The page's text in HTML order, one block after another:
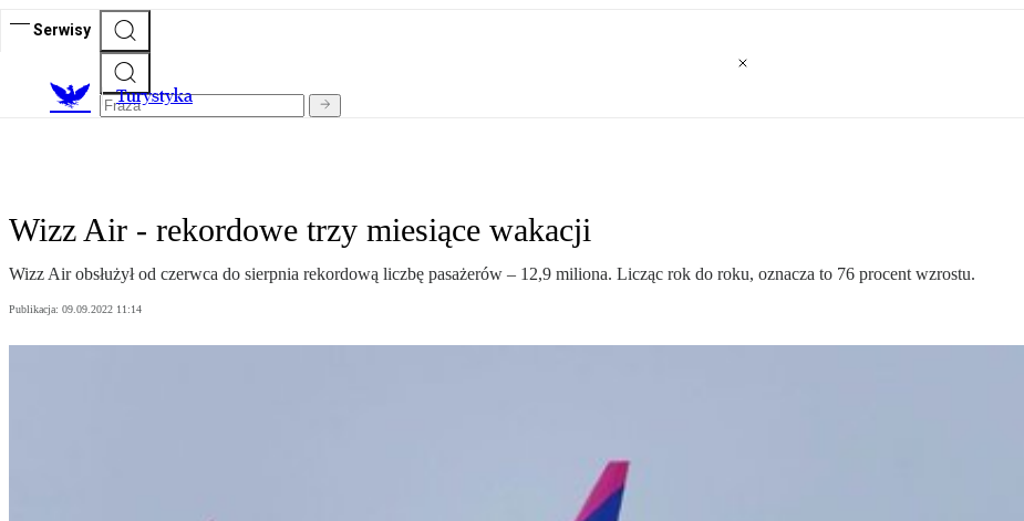
Serwisy
Turystyka
Wizz Air - rekordowe trzy miesiące wakacji
Wizz Air obsłużył od czerwca do sierpnia rekordową liczbę pasażerów – 12,9 miliona. Licząc rok do roku, oznacza to 76 procent wzrostu.
Publikacja: 09.09.2022 11:14